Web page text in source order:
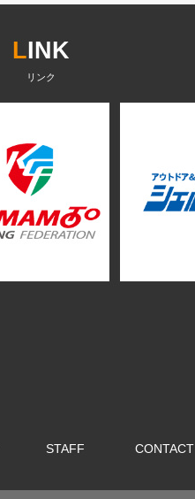
LINK
STAFF CONTACT